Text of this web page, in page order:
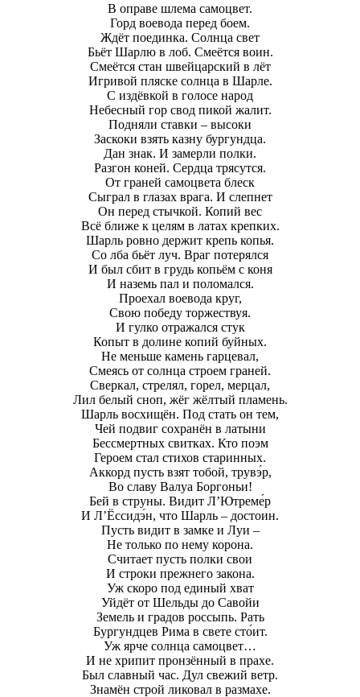
В оправе шлема самоцвет.
Горд воевода перед боем.
Ждёт поединка. Солнца свет
Бьёт Шарлю в лоб. Смеётся воин.
Смеётся стан швейцарский в лёт
Игривой пляске солнца в Шарле.
С издёвкой в голосе народ
Небесный гор свод пикой жалит.
Подняли ставки – высоки
Заскоки взять казну бургундца.
Дан знак. И замерли полки.
Разгон коней. Сердца трясутся.
От граней самоцвета блеск
Сыграл в глазах врага. И слепнет
Он перед стычкой. Копий вес
Всё ближе к целям в латах крепких.
Шарль ровно держит крепь копья.
Со лба бьёт луч. Враг потерялся
И был сбит в грудь копьём с коня
И наземь пал и поломался.
Проехал воевода круг,
Свою победу торжествуя.
И гулко отражался стук
Копыт в долине копий буйных.
Не меньше камень гарцевал,
Смеясь от солнца строем граней.
Сверкал, стрелял, горел, мерцал,
Лил белый сноп, жёг жёлтый пламень.
Шарль восхищён. Под стать он тем,
Чей подвиг сохранён в латыни
Бессмертных свитках. Кто поэм
Героем стал стихов старинных.
Аккорд пусть взят тобой, трувэ́р,
Во славу Валуа Боргоньи!
Бей в струны. Видит Л’Ютреме́р
И Л’Ёссидэ́н, что Шарль – достоин.
Пусть видит в замке и Луи –
Не только по нему корона.
Считает пусть полки свои
И строки прежнего закона.
Уж скоро под единый хват
Уйдёт от Шельды до Савойи
Земель и градов россыпь. Рать
Бургундцев Рима в свете сто́ит.
Уж ярче солнца самоцвет…
И не хрипит пронзённый в прахе.
Был славный час. Дул свежий ветр.
Знамён строй ликовал в размахе.